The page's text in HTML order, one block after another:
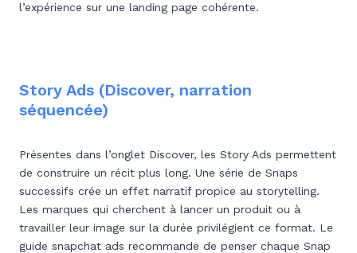
l’expérience sur une landing page cohérente.
Story Ads (Discover, narration
séquencée)
Présentes dans l’onglet Discover, les Story Ads permettent
de construire un récit plus long. Une série de Snaps
successifs crée un effet narratif propice au storytelling.
Les marques qui cherchent à lancer un produit ou à
travailler leur image sur la durée privilégient ce format. Le
guide snapchat ads recommande de penser chaque Snap